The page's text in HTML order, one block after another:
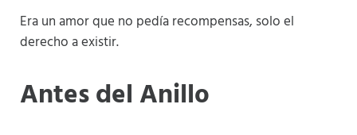
Era un amor que no pedía recompensas, solo el
derecho a existir.
Antes del Anillo